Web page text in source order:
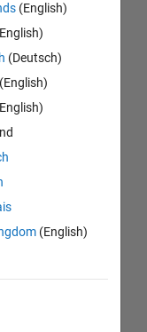
(English)
(Deutsch)
(English)
(English)